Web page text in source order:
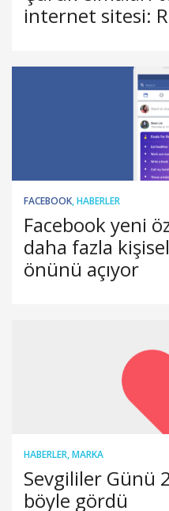
internet sitesi:
FACEBOOK,HABERLER
Facebook yeni
daha fazla
önünü açıyor
HABERLER,MARKA
Sevgililer Günü
böyle gördü